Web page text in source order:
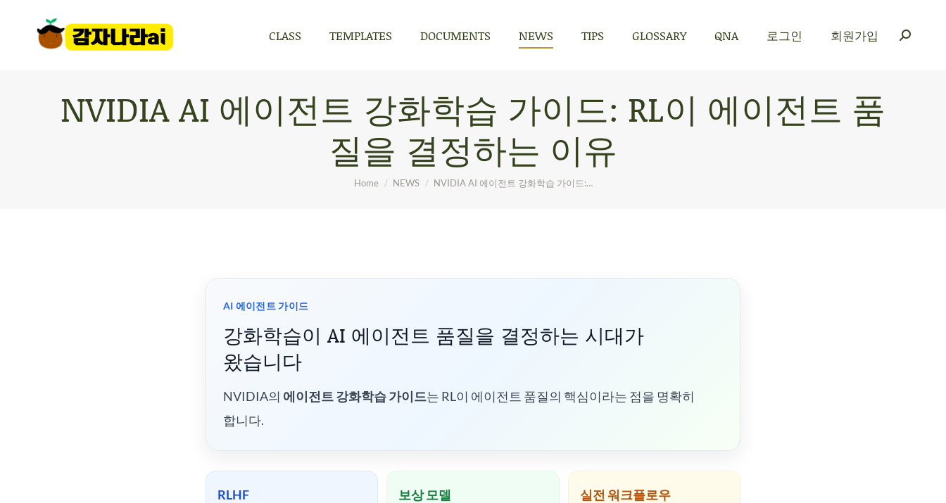
CLASS TEMPLATES DOCUMENTS NEWS TIPS GLOSSARY QNA 로그인 회원가입
NVIDIA AI 에이전트 강화학습 가이드: RL이 에이전트 품
질을 결정하는 이유
You are here:
Home NEWS NVIDIA AI 에이전트 강화학습 가이드:…
AI 에이전트 가이드
강화학습이 AI 에이전트 품질을 결정하는 시대가
왔습니다
NVIDIA의 에이전트 강화학습 가이드는 RL이 에이전트 품질의 핵심이라는 점을 명확히
합니다.
RLHF
보상 모델
실전 워크플로우
로그인 회원가입